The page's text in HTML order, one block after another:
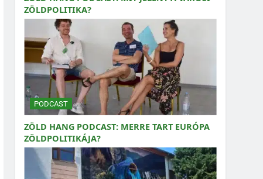
ZÖLDPOLITIKA?
PODCAST
ZÖLD HANG PODCAST: MERRE TART EURÓPA
ZÖLDPOLITIKÁJA?